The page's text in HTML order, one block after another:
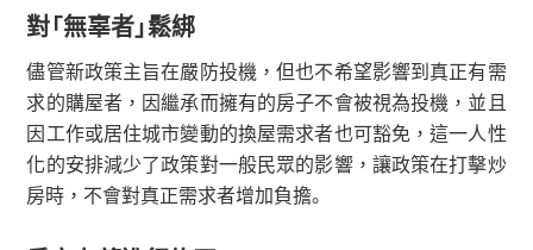
對「無辜者」鬆綁
儘管新政策主旨在嚴防投機，但也不希望影響到真正有需
求的購屋者，因繼承而擁有的房子不會被視為投機，並且
因工作或居住城市變動的換屋需求者也可豁免，這一人性
化的安排減少了政策對一般民眾的影響，讓政策在打擊炒
房時，不會對真正需求者增加負擔。